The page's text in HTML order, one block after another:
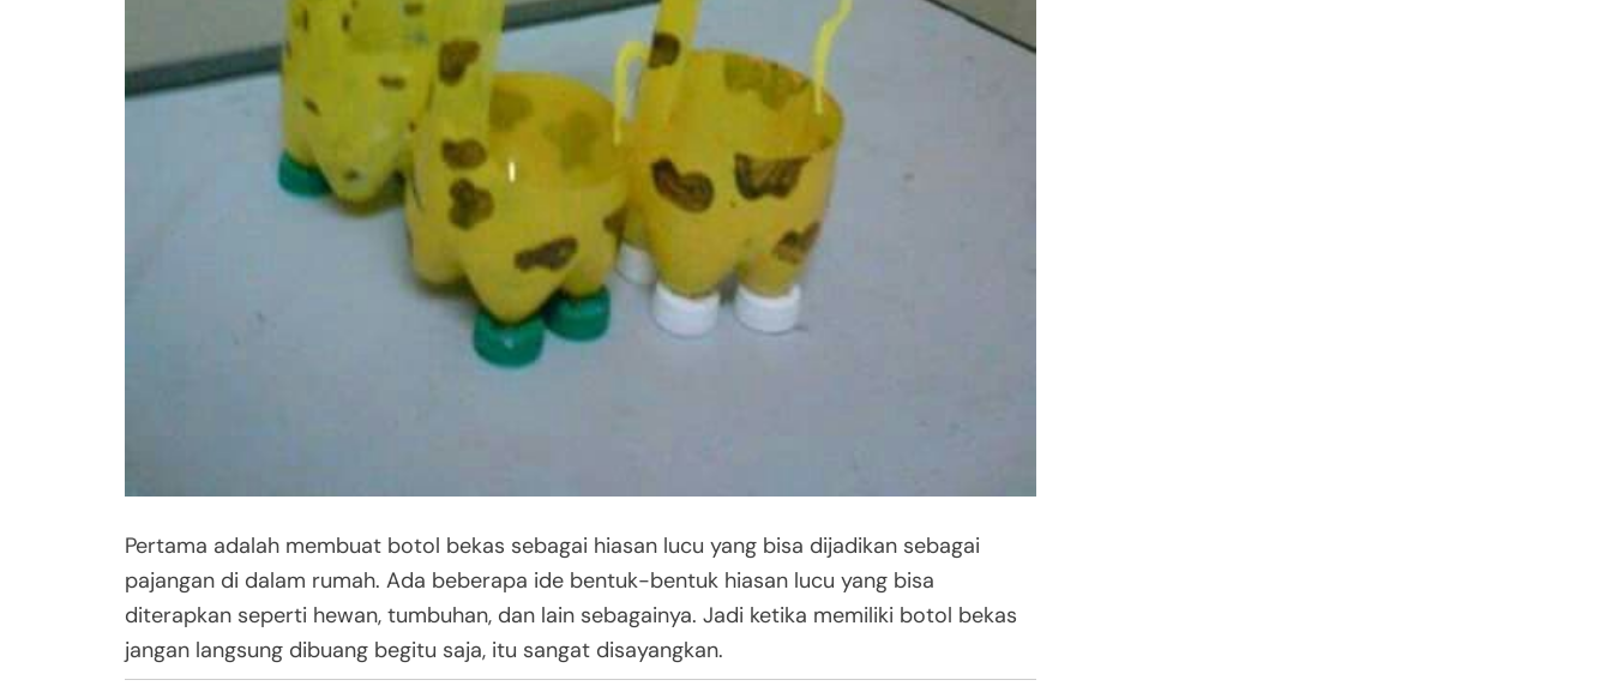
Pertama adalah membuat botol bekas sebagai hiasan lucu yang bisa dijadikan sebagai
pajangan di dalam rumah. Ada beberapa ide bentuk-bentuk hiasan lucu yang bisa
diterapkan seperti hewan, tumbuhan, dan lain sebagainya. Jadi ketika memiliki botol bekas
jangan langsung dibuang begitu saja, itu sangat disayangkan.